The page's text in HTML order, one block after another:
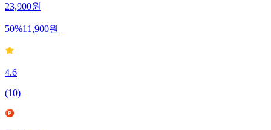
23,900원
50%11,900원
4.6
(10)